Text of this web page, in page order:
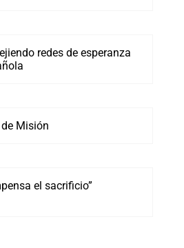
redes de esperanza
Misión
el sacrificio”